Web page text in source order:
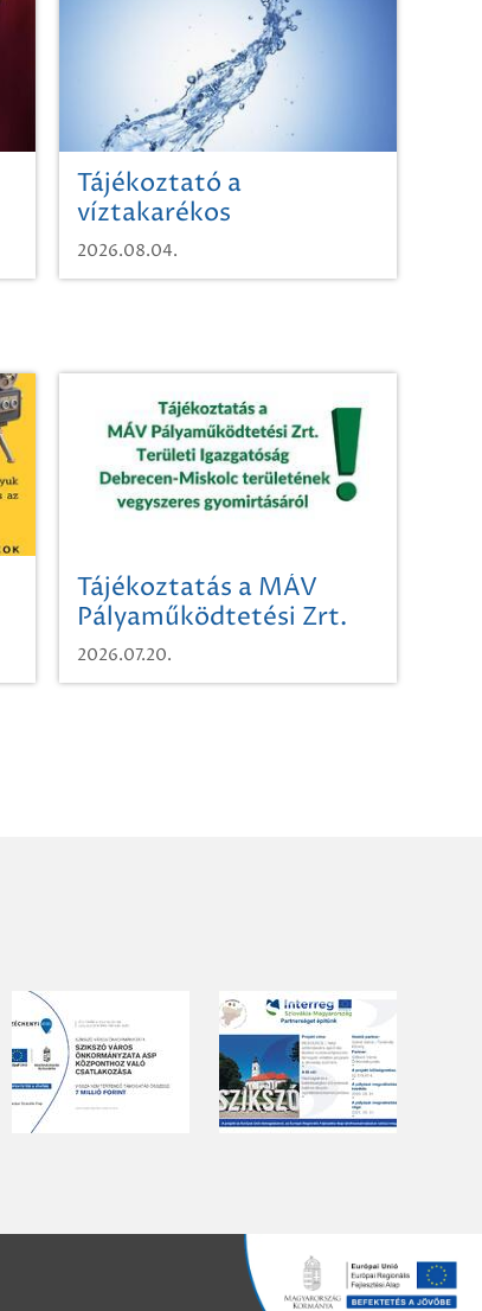
Tájékoztató a
víztakarékos
vízhasználatról
2026.08.04.
Tájékoztatás a MÁV
Pályaműködtetési Zrt.
Területi Igazgatóság
Debrecen-Miskolc
2026.07.20.